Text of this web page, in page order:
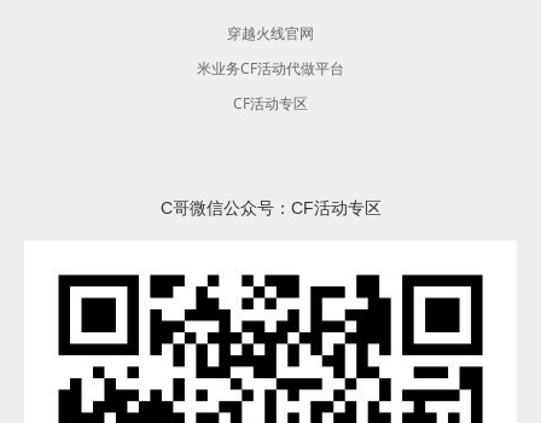
穿越火线官网
米业务CF活动代做平台
CF活动专区
C哥微信公众号：CF活动专区